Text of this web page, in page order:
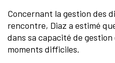
Concernant la gestion des
rencontre, Diaz a estimé
dans sa capacité de
moments difficiles.